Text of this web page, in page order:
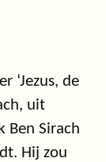
‘Jezus, de
uit
Ben Sirach
Hij zou